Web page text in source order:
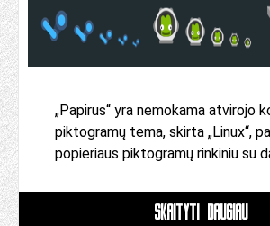
„Papirus“ yra nemokama atvirojo
piktogramų tema, skirta „Linux“,
popieriaus piktogramų rinkiniu su
SKAITYTI DAUGIAU